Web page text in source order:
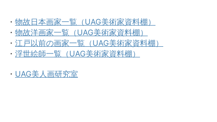
・ 物故日本画家一覧（UAG美術家資料棚）
・ 物故洋画家一覧（UAG美術家資料棚）
・ 江戸以前の画家一覧（UAG美術家資料棚）
・ 浮世絵師一覧（UAG美術家資料棚）
・ UAG美人画研究室